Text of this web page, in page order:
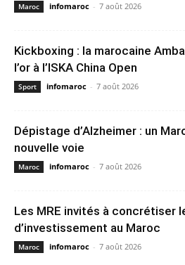
Maroc infomaroc - 7 août 2026
Kickboxing : la marocaine
l’or à l’ISKA China Open
Sport infomaroc - 7 août 2026
Dépistage d’Alzheimer : un
nouvelle voie
Maroc infomaroc - 7 août 2026
Les MRE invités à concrétiser
d’investissement au Maroc
Maroc infomaroc - 7 août 2026